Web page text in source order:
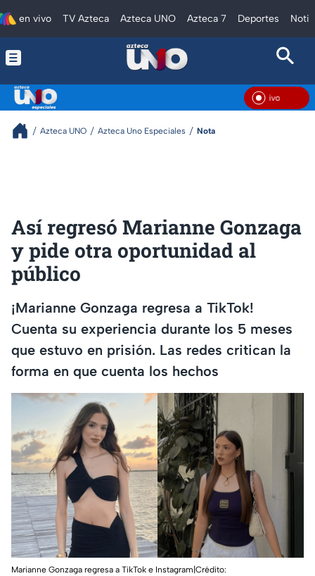
en vivo TV Azteca Azteca UNO Azteca 7 Deportes
En Vivo
Azteca UNO Azteca Uno Especiales Nota
Así regresó Marianne Gonzaga
y pide otra oportunidad al
público
¡Marianne Gonzaga regresa a TikTok!
Cuenta su experiencia durante los 5 meses
que estuvo en prisión. Las redes critican la
forma en que cuenta los hechos
Marianne Gonzaga regresa a TikTok e Instagram|Crédito: